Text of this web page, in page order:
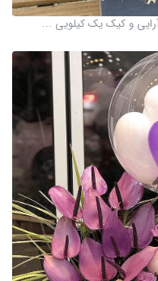
آرایی و کیک یک کیلویی ...